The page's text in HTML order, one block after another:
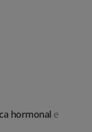
hormonal e